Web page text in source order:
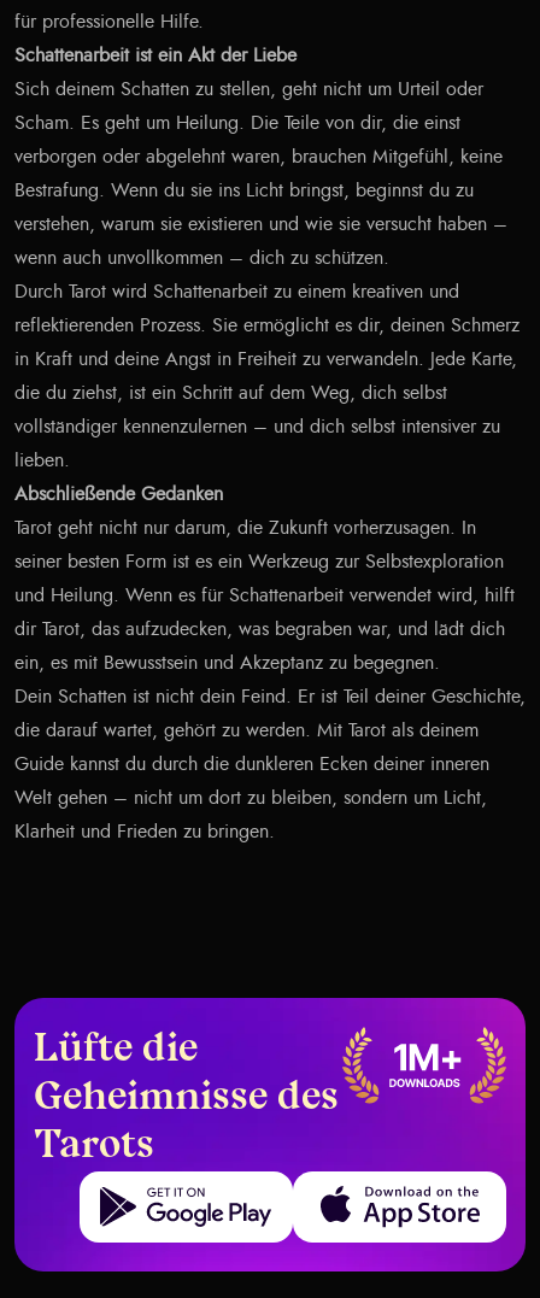
für professionelle Hilfe.
Schattenarbeit ist ein Akt der Liebe
Sich deinem Schatten zu stellen, geht nicht um Urteil oder
Scham. Es geht um Heilung. Die Teile von dir, die einst
verborgen oder abgelehnt waren, brauchen Mitgefühl, keine
Bestrafung. Wenn du sie ins Licht bringst, beginnst du zu
verstehen, warum sie existieren und wie sie versucht haben –
wenn auch unvollkommen – dich zu schützen.
Durch Tarot wird Schattenarbeit zu einem kreativen und
reflektierenden Prozess. Sie ermöglicht es dir, deinen Schmerz
in Kraft und deine Angst in Freiheit zu verwandeln. Jede Karte,
die du ziehst, ist ein Schritt auf dem Weg, dich selbst
vollständiger kennenzulernen – und dich selbst intensiver zu
lieben.
Abschließende Gedanken
Tarot geht nicht nur darum, die Zukunft vorherzusagen. In
seiner besten Form ist es ein Werkzeug zur Selbstexploration
und Heilung. Wenn es für Schattenarbeit verwendet wird, hilft
dir Tarot, das aufzudecken, was begraben war, und lädt dich
ein, es mit Bewusstsein und Akzeptanz zu begegnen.
Dein Schatten ist nicht dein Feind. Er ist Teil deiner Geschichte,
die darauf wartet, gehört zu werden. Mit Tarot als deinem
Guide kannst du durch die dunkleren Ecken deiner inneren
Welt gehen – nicht um dort zu bleiben, sondern um Licht,
Klarheit und Frieden zu bringen.
Lüfte die
Geheimnisse des
Tarots
Get it on Google Play Download on the App Store